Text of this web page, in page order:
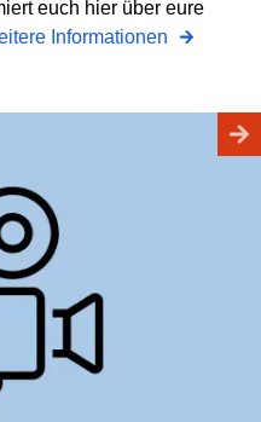
euch hier über eure
Informationen